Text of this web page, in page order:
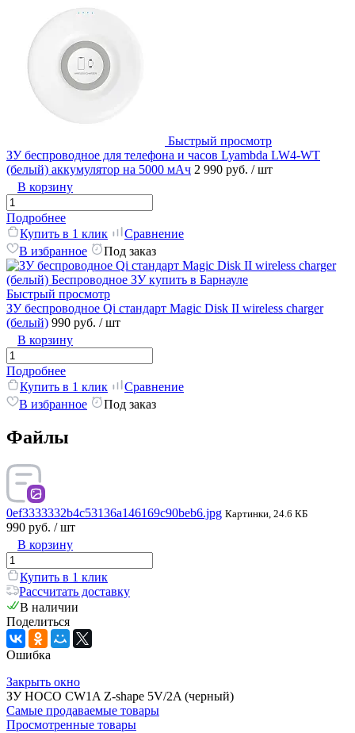
Быстрый просмотр
ЗУ беспроводное для телефона и часов Lyambda LW4-WT
(белый) аккумулятор на 5000 мАч 2 990 руб. / шт
В корзину
Подробнее
Купить в 1 клик
Сравнение
В избранное
Под заказ
Быстрый просмотр
ЗУ беспроводное Qi стандарт Magic Disk II wireless charger
(белый) 990 руб. / шт
В корзину
Подробнее
Купить в 1 клик
Сравнение
В избранное
Под заказ
Файлы
0ef3333332b4c53136a146169c90beb6.jpg Картинки, 24.6 КБ
990 руб. / шт
В корзину
Купить в 1 клик
Рассчитать доставку
В наличии
Поделиться
Ошибка
Закрыть окно
ЗУ HOCO CW1A Z-shape 5V/2A (черный)
Самые продаваемые товары
Просмотренные товары